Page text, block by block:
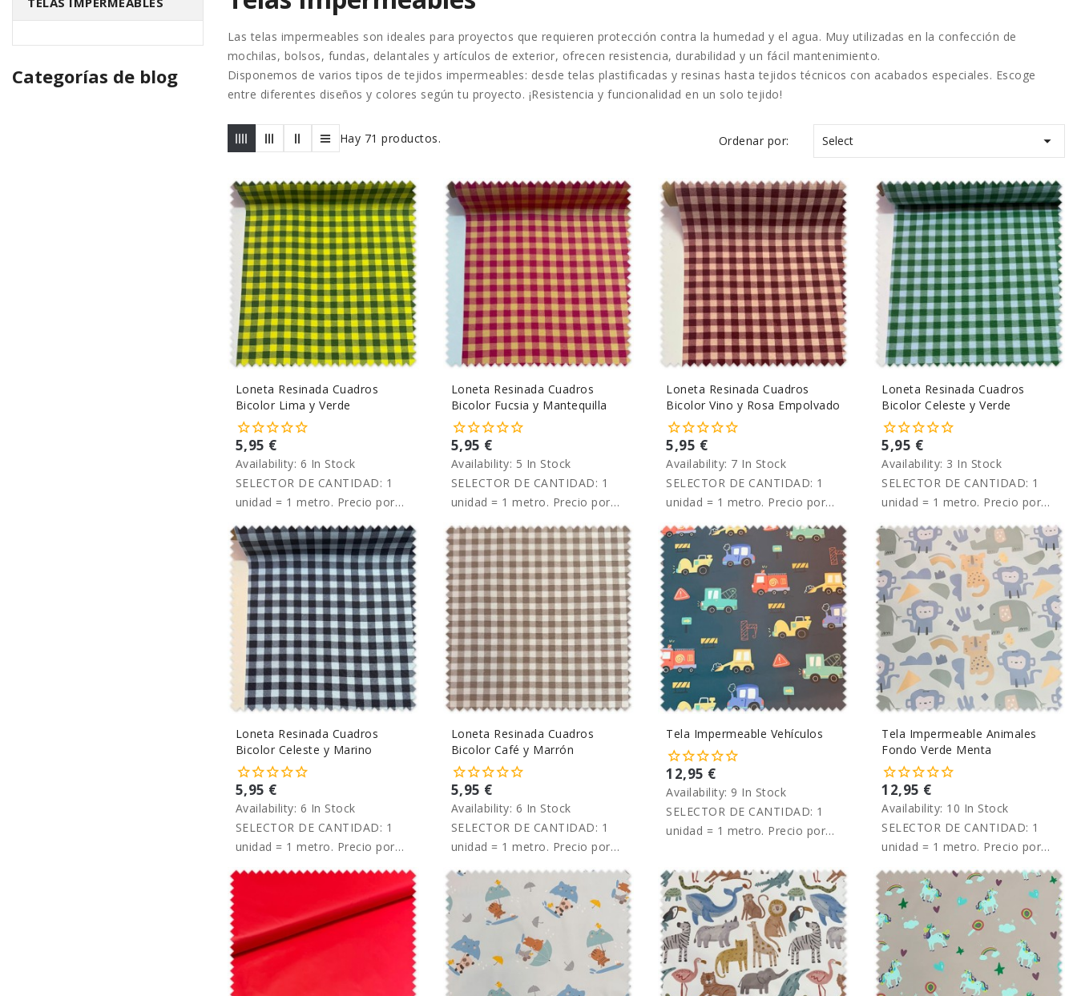
Categorías de blog
Lastelas impermeables son ideales para proyectos que requieren protección contra la humedad y el agua. Muy utilizadas en la confección de
mochilas, bolsos, fundas, delantales y artículos de exterior, ofrecen resistencia, durabilidad y un fácil mantenimiento.
Disponemos de varios tipos de tejidos impermeables: desde telas plastificadas y resinas hasta tejidos técnicos con acabados especiales. Escoge
entre diferentes diseños y colores según tu proyecto. ¡Resistencia y funcionalidad en un solo tejido!
Hay 71 productos. Ordenar por: Select 
Loneta Resinada Cuadros
Bicolor Lima y Verde
5,95 €
Availability: 6 In Stock
SELECTOR DE CANTIDAD: 1
unidad = 1 metro. Precio por
Loneta Resinada Cuadros
Bicolor Fucsia y Mantequilla
5,95 €
Availability: 5 In Stock
SELECTOR DE CANTIDAD: 1
unidad = 1 metro. Precio por
Loneta Resinada Cuadros
Bicolor Vino y Rosa Empolvado
5,95 €
Availability: 7 In Stock
SELECTOR DE CANTIDAD: 1
unidad = 1 metro. Precio por
Loneta Resinada Cuadros
Bicolor Celeste y Verde
5,95 €
Availability: 3 In Stock
SELECTOR DE CANTIDAD: 1
unidad = 1 metro. Precio por
Loneta Resinada Cuadros
Bicolor Celeste y Marino
5,95 €
Availability: 6 In Stock
SELECTOR DE CANTIDAD: 1
unidad = 1 metro. Precio por
Loneta Resinada Cuadros
Bicolor Café y Marrón
5,95 €
Availability: 6 In Stock
SELECTOR DE CANTIDAD: 1
unidad = 1 metro. Precio por
Tela Impermeable Vehículos
12,95 €
Availability: 9 In Stock
SELECTOR DE CANTIDAD: 1
unidad = 1 metro. Precio por
Tela Impermeable Animales
Fondo Verde Menta
12,95 €
Availability: 10 In Stock
SELECTOR DE CANTIDAD: 1
unidad = 1 metro. Precio por